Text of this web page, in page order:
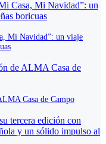
Mi Navidad”: un viaje
Casa de Campo